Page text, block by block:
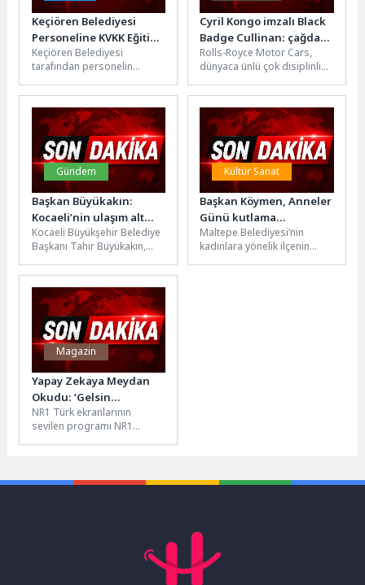
Keçiören Belediyesi
Personeline KVKK Eğitimi
Verildi
Keçiören Belediyesi
tarafından personelin
sunmak ve kurumsal
farkındalığı artırmak
amacıyla düzenlenen
eğitim...
Cyril Kongo imzalı Black
Badge Cullinan: çağdaş
sanat ile Bespoke
tasarımın buluşması
Rolls-Royce Motor Cars,
dünyaca ünlü çok disiplinli
tarafından iç yüzeyleri tek
tek...
Gündem
Başkan Büyükakın:
Kocaeli’nin ulaşım alt
yapısı güçleniyor
Kocaeli Büyükşehir Belediye
Başkanı Tahir Büyükakın,
geçirdikleri ulaşım
projelerini kamuoyu ile...
Kültür Sanat
Başkan Köymen, Anneler
Günü kutlama
programına katıldı
Maltepe Belediyesi’nin
kadınlara yönelik ilçenin
Magazin
Yapay Zekaya Meydan
Okudu: ‘Gelsin
düğünlerde halay çeksin
bakalım’
NR1 Türk ekranlarının
sevilen programı NR1